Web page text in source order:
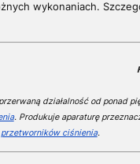
wykonaniach.
działalność od ponad
. Produkuje aparaturę
przetworników ciśnienia.